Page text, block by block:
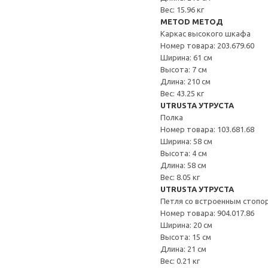
Вес: 15.96 кг
METOD МЕТОД
Каркас высокого шкафа
Номер товара: 203.679.60
Ширина: 61 см
Высота: 7 см
Длина: 210 см
Вес: 43.25 кг
UTRUSTA УТРУСТА
Полка
Номер товара: 103.681.68
Ширина: 58 см
Высота: 4 см
Длина: 58 см
Вес: 8.05 кг
UTRUSTA УТРУСТА
Петля со встроенным
Номер товара: 904.017.86
Ширина: 20 см
Высота: 15 см
Длина: 21 см
Вес: 0.21 кг